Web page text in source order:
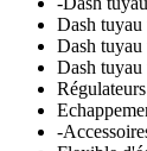
Dash
Dash tuyau
Dash tuyau
-